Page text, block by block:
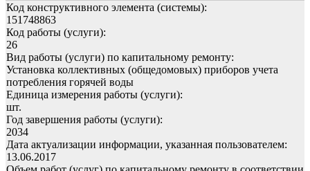
Код конструктивного элемента (системы):
151748863
Код работы (услуги):
26
Вид работы (услуги) по капитальному ремонту:
Установка коллективных (общедомовых) приборов учета
потребления горячей воды
Единица измерения работы (услуги):
шт.
Год завершения работы (услуги):
2034
Дата актуализации информации, указанная пользователем:
13.06.2017